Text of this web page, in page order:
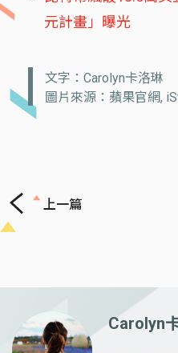
元計畫」曝光
文字：Carolyn卡洛琳
圖片來源：蘋果官網,
上一篇
Carolyn